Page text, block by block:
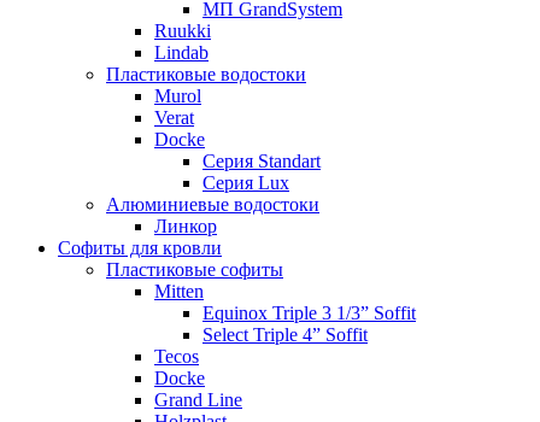
МП GrandSystem
Ruukki
Lindab
Пластиковые водостоки
Murol
Verat
Docke
Серия Standart
Серия Lux
Алюминиевые водостоки
Линкор
Софиты для кровли
Пластиковые софиты
Mitten
Equinox Triple 3 1/3” Soffit
Select Triple 4” Soffit
Tecos
Docke
Grand Line